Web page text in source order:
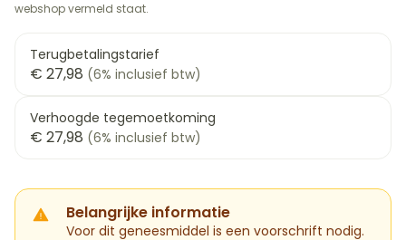
webshop vermeld staat.
Terugbetalingstarief
€ 27,98 (6% inclusief btw)
Verhoogde tegemoetkoming
€ 27,98 (6% inclusief btw)
Belangrijke informatie
Voor dit geneesmiddel is een voorschrift nodig.